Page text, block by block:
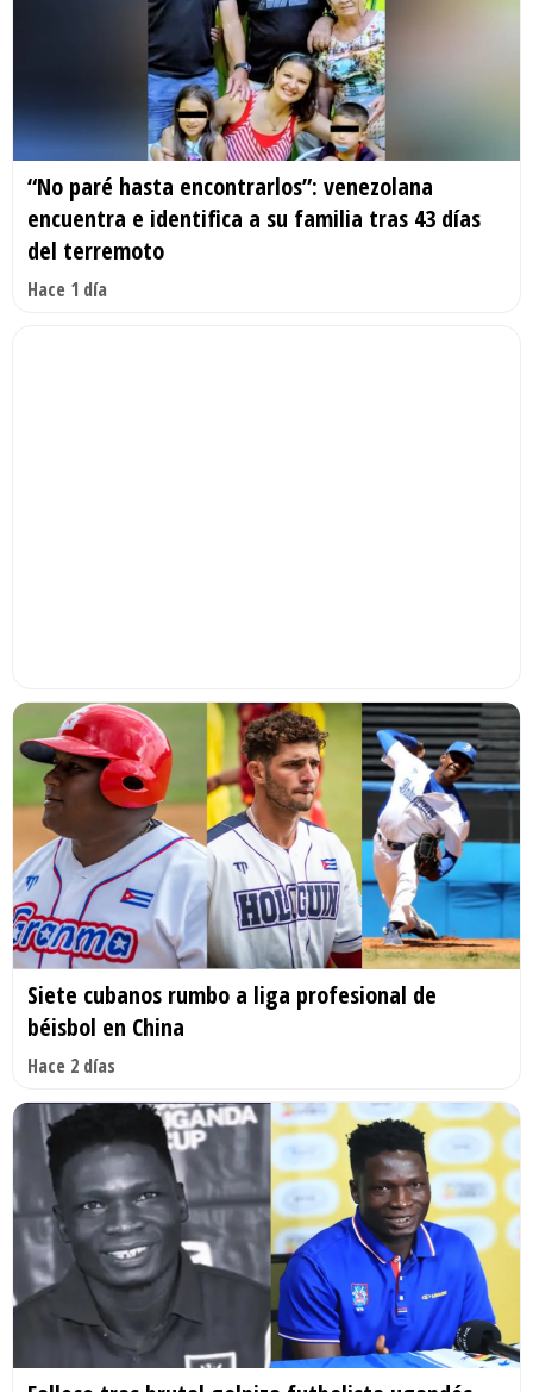
“No paré hasta encontrarlos”: venezolana
encuentra e identifica a su familia tras 43 días
del terremoto
Hace 1 día
Siete cubanos rumbo a liga profesional de
béisbol en China
Hace 2 días